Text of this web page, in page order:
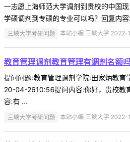
一志愿上海师范大学调剂到贵校的中国
学硕调剂到专硕的专业可以吗？回复内
三峡大学考研问题 本站小编 三峡大学 2022-
教育管理调剂教育管理有调剂名额吗
提问问题:教育管理调剂学院:田家炳教
20-04-2610:56提问内容:你好，贵校教
容:有 ...
三峡大学考研问题 本站小编 三峡大学 2022-